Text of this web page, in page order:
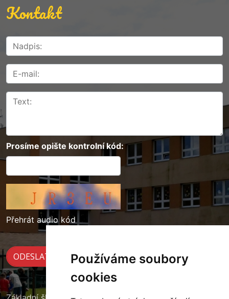
Používáme soubory
cookies
Kontakt
Prosíme opište kontrolní kód:
Přehrát audio kód